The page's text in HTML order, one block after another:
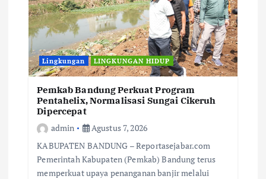
Lingkungan LINGKUNGAN HIDUP
Pemkab Bandung Perkuat Program
Pentahelix, Normalisasi Sungai Cikeruh
Dipercepat
admin
Agustus 7, 2026
KABUPATEN BANDUNG – Reportasejabar.com
Pemerintah Kabupaten (Pemkab) Bandung terus
memperkuat upaya penanganan banjir melalui